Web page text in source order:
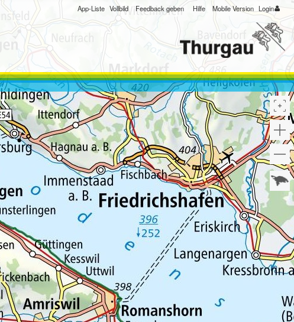
App-Liste Vollbild Feedback geben Hilfe Mobile Version Login